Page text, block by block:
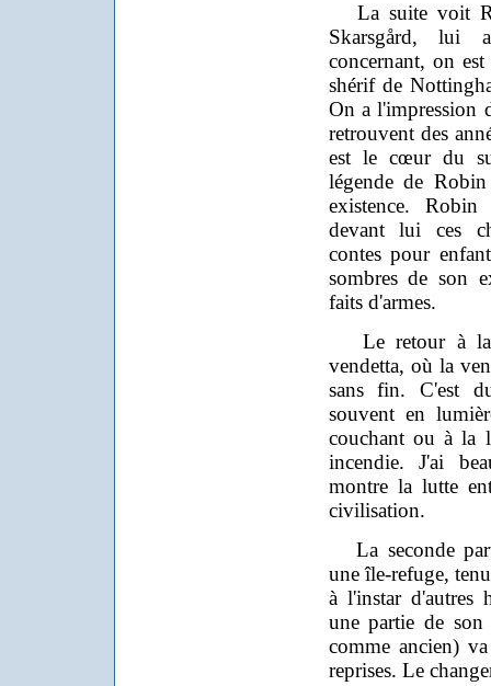
La suite voit
Skarsgård, lui
concernant, on
shérif de
On a l'impression
retrouvent des
est le cœur du
légende de
existence.
devant lui ces
contes pour
sombres de son
faits d'armes.
Le retour à la
vendetta, où la
sans fin. C'est
souvent en
couchant ou à la
incendie. J'ai
montre la lutte
civilisation.
La seconde
une île-refuge,
à l'instar d'autres
une partie de
comme ancien)
reprises. Le